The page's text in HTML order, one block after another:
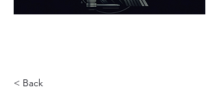
< Back